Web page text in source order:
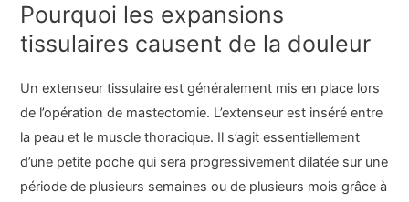
Pourquoi les expansions
tissulaires causent de la douleur
Un extenseur tissulaire est généralement mis en place lors
de l’opération de mastectomie. L’extenseur est inséré entre
la peau et le muscle thoracique. Il s’agit essentiellement
d’une petite poche qui sera progressivement dilatée sur une
période de plusieurs semaines ou de plusieurs mois grâce à